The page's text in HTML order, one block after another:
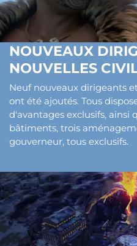
NOUVEAUX
NOUVELLES
Neuf nouveaux dirigeants
ont été ajoutés. Tous
d'avantages exclusifs, ainsi
bâtiments, trois
gouverneur, tous exclusifs.